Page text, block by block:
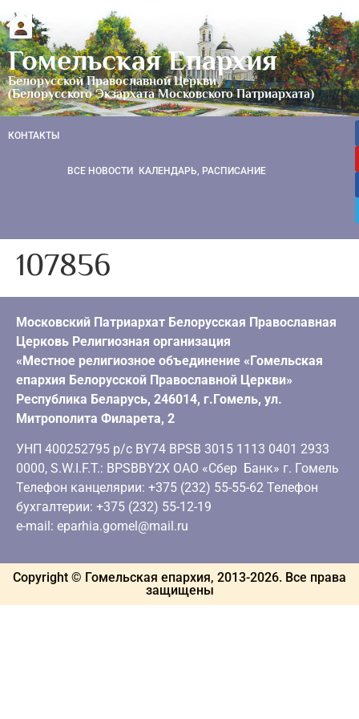
Гомельская Епархия
Белорусской Православной Церкви
(Белорусского Экзархата Московского Патриархата)
КОНТАКТЫ
ВСЕ НОВОСТИ КАЛЕНДАРЬ, РАСПИСАНИЕ
107856
Московский Патриархат Белорусская Православная
Церковь Религиозная организация
«Местное религиозное объединение «Гомельская
епархия Белорусской Православной Церкви»
Республика Беларусь, 246014, г.Гомель, ул.
Митрополита Филарета, 2
УНП 400252795 р/с BY74 BPSB 3015 1113 0401 2933
0000, S.W.I.F.T.: BPSBBY2X ОАО «Сбер Банк» г. Гомель
Телефон канцелярии: +375 (232) 55-55-62 Телефон
бухгалтерии: +375 (232) 55-12-19
e-mail: eparhia.gomel@mail.ru
Copyright © Гомельская епархия, 2013-2026. Все права
защищены